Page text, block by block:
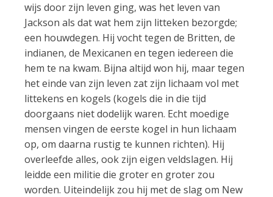
wijs door zijn leven ging, was het leven van
Jackson als dat wat hem zijn litteken bezorgde;
een houwdegen. Hij vocht tegen de Britten, de
indianen, de Mexicanen en tegen iedereen die
hem te na kwam. Bijna altijd won hij, maar tegen
het einde van zijn leven zat zijn lichaam vol met
littekens en kogels (kogels die in die tijd
doorgaans niet dodelijk waren. Echt moedige
mensen vingen de eerste kogel in hun lichaam
op, om daarna rustig te kunnen richten). Hij
overleefde alles, ook zijn eigen veldslagen. Hij
leidde een militie die groter en groter zou
worden. Uiteindelijk zou hij met de slag om New